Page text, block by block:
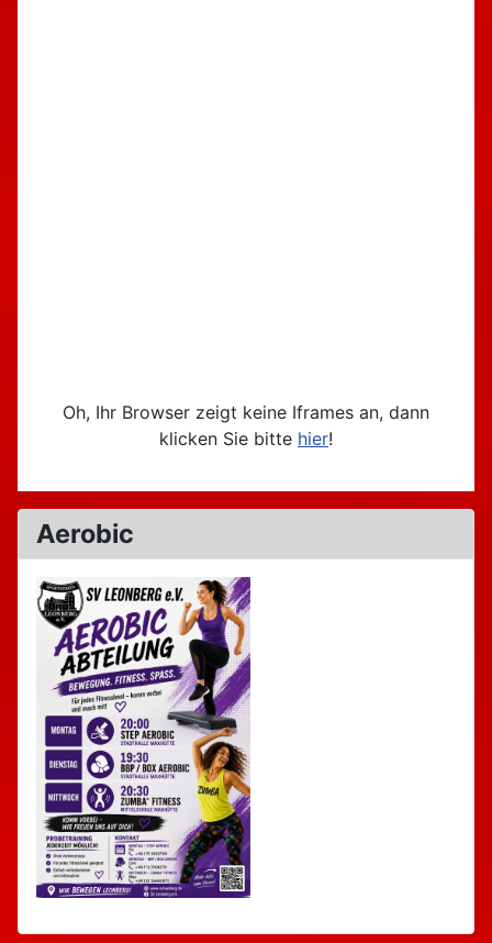
Oh, Ihr Browser zeigt keine Iframes an, dann
klicken Sie bitte hier!
Aerobic